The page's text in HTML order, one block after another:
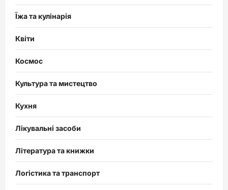
Їжа та кулінарія
Квіти
Космос
Культура та мистецтво
Кухня
Лікувальні засоби
Література та книжки
Логістика та транспорт